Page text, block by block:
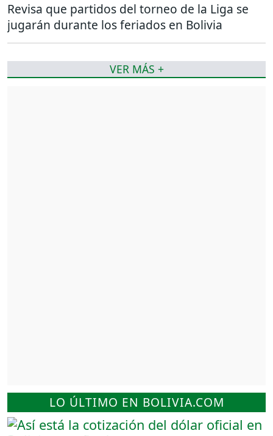
LO ÚLTIMO EN BOLIVIA.COM
Revisa que partidos del torneo de la Liga se
jugarán durante los feriados en Bolivia
VER MÁS +